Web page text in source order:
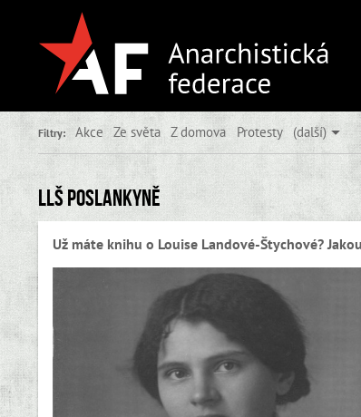
Filtry: Akce Ze světa Z domova Protesty (další)
LLŠ poslankyně
Už máte knihu o Louise Landové-Štychové?